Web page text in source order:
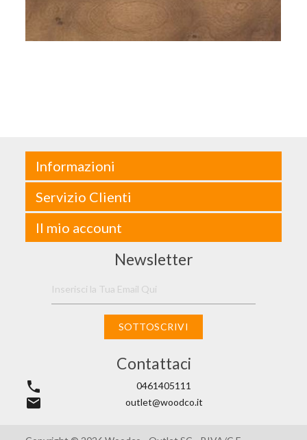
Informazioni
Servizio Clienti
Il mio account
Newsletter
SOTTOSCRIVI
Contattaci
phone 0461405111
email outlet@woodco.it